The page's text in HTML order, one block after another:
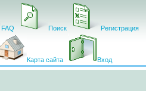
FAQ Поиск Регистрация
Карта сайта Вход